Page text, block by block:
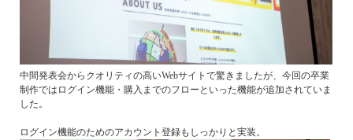
中間発表会からクオリティの高いWebサイトで驚きましたが、今回の卒業
制作ではログイン機能・購入までのフローといった機能が追加されていま
した。
ログイン機能のためのアカウント登録もしっかりと実装。